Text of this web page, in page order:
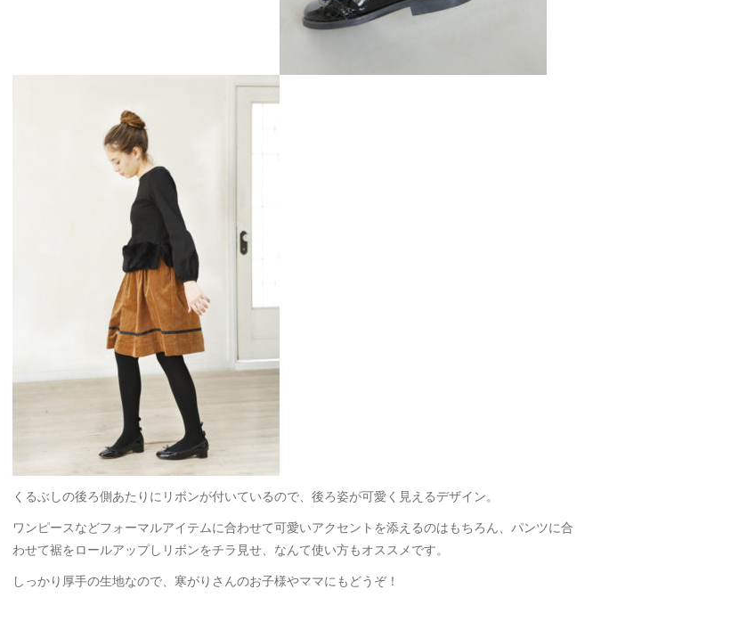
くるぶしの後ろ側あたりにリボンが付いているので、後ろ姿が可愛く見えるデザイン。
ワンピースなどフォーマルアイテムに合わせて可愛いアクセントを添えるのはもちろん、パンツに合
わせて裾をロールアップしリボンをチラ見せ、なんて使い方もオススメです。
しっかり厚手の生地なので、寒がりさんのお子様やママにもどうぞ！